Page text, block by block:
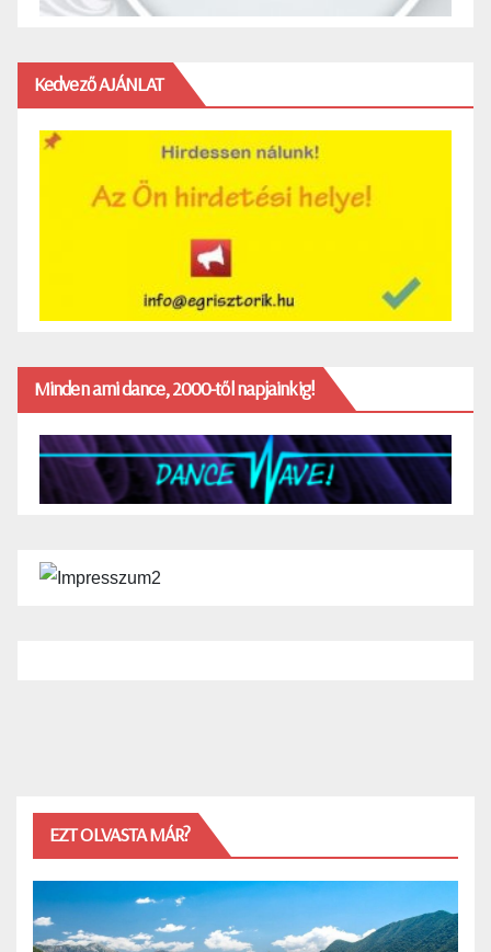
Kedvező AJÁNLAT
Minden ami dance, 2000-től napjainkig!
EZT OLVASTA MÁR?